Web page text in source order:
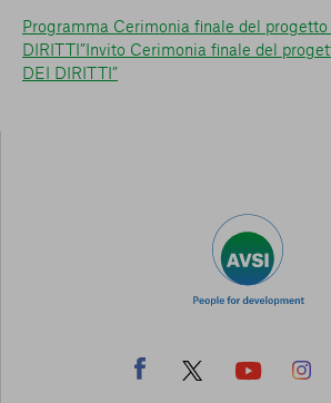
Programma Cerimonia finale del
DIRITTI”Invito Cerimonia finale del
DEI DIRITTI”